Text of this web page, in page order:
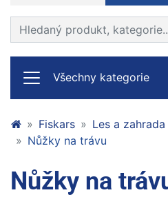
Prohledat web
Všechny kategorie
Fiskars Les a zahrada
Nůžky na trávu
Nůžky na